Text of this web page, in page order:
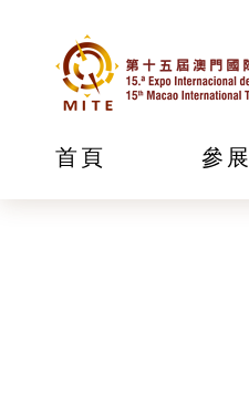
首頁 參展